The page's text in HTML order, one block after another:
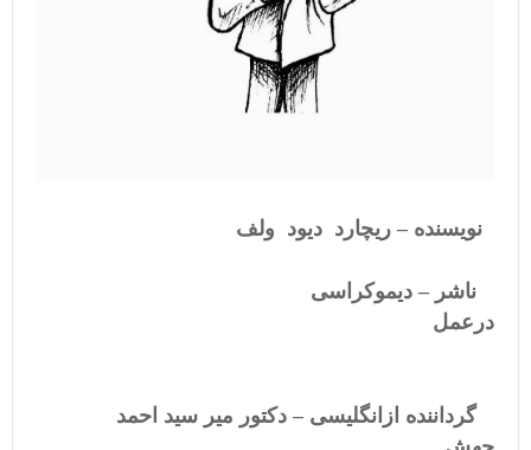
نویسنده – ریچارد دیود ولف
ناشر – دیموکراسی
درعمل
گرداننده ازانگلیسی – دکتور میر سید احمد